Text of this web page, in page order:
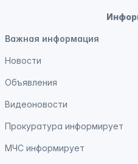
Важная информация
Новости
Объявления
Видеоновости
Прокуратура информирует
МЧС информирует